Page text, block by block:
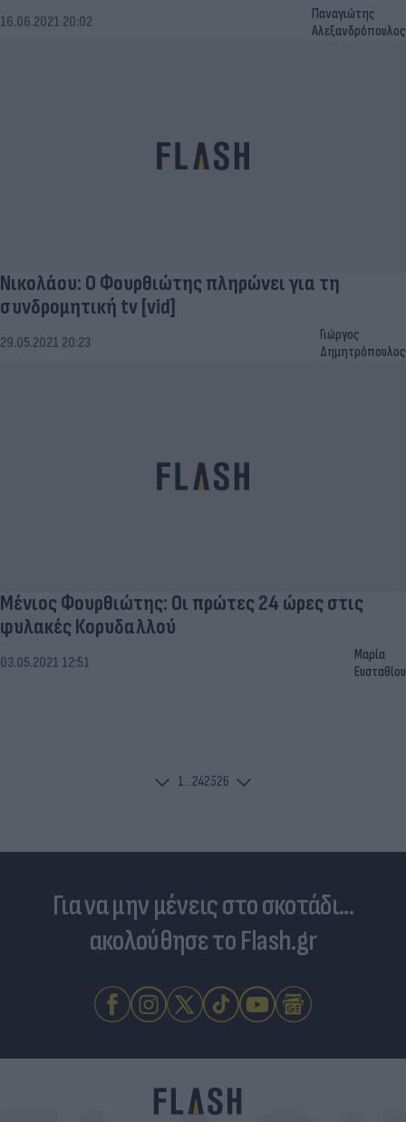
16.06.2021 20:02
Παναγιώτης
Αλεξανδρόπουλος
Νικολάου: Ο Φουρθιώτης πληρώνει για τη
συνδρομητική tv [vid]
29.05.2021 20:23
Γιώργος
Δημητρόπουλος
Μένιος Φουρθιώτης: Οι πρώτες 24 ώρες στις
φυλακές Κορυδαλλού
03.05.2021 12:51
Μαρία
Ευσταθίου
1...242526
Για να μην μένεις στο σκοτάδι...
ακολούθησε το Flash.gr